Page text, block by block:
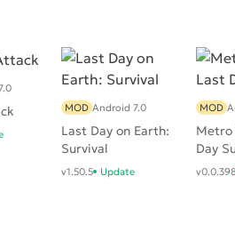
Last Day on Earth:
Survival
MOD Android 7.0
v1.50.5 Update
Metro
Day
MOD
v0.0.398